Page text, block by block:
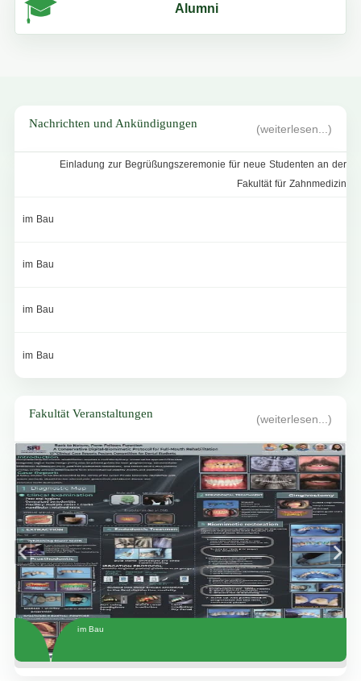
Alumni
Nachrichten und Ankündigungen (weiterlesen...)
Einladung zur Begrüßungszeremonie für neue Studenten an der
Fakultät für Zahnmedizin
im Bau
im Bau
im Bau
im Bau
Fakultät Veranstaltungen (weiterlesen...)